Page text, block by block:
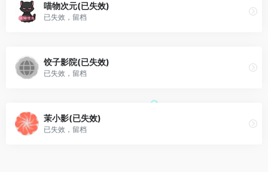
喵物次元(已失效)
已失效，留档
饺子影院(已失效)
已失效，留档
茉小影(已失效)
已失效，留档